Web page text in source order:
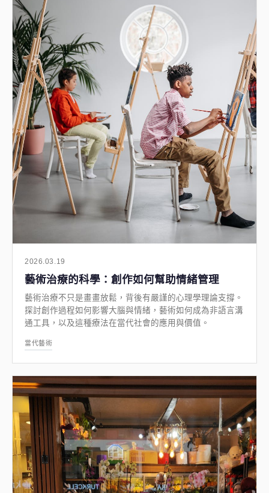
2026.03.19
藝術治療的科學：創作如何幫助情緒管理
藝術治療不只是畫畫放鬆，背後有嚴謹的心理學理論支撐。
探討創作過程如何影響大腦與情緒，藝術如何成為非語言溝
通工具，以及這種療法在當代社會的應用與價值。
當代藝術